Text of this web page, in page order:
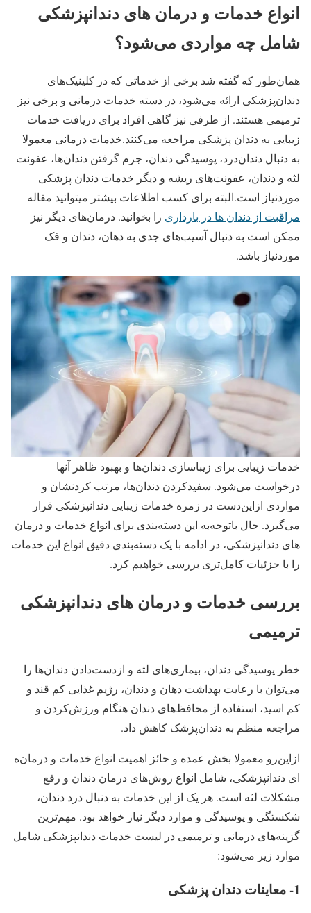
انواع خدمات و درمان‌ های دندانپزشکی
شامل چه مواردی می‌شود؟
همان‌طور که گفته شد برخی از خدماتی که در کلینیک‌های
دندان‌پزشکی ارائه می‌شود، در دسته خدمات درمانی و برخی نیز
ترمیمی هستند. از طرفی نیز گاهی افراد برای دریافت خدمات
زیبایی به دندان پزشکی مراجعه می‌کنند.خدمات درمانی معمولا
به دنبال دندان‌درد، پوسیدگی دندان، جرم گرفتن دندان‌ها، عفونت
لثه و دندان، عفونت‌های ریشه و دیگر خدمات دندان پزشکی
موردنیاز است.البته برای کسب اطلاعات بیشتر میتوانید مقاله
مراقبت از دندان ها در بارداری را بخوانید. درمان‌های دیگر نیز
ممکن است به دنبال آسیب‌های جدی به دهان، دندان و فک
موردنیاز باشد.
خدمات زیبایی برای زیباسازی دندان‌ها و بهبود ظاهر آنها
درخواست می‌شود. سفیدکردن دندان‌ها، مرتب کردنشان و
مواردی ازاین‌دست در زمره خدمات زیبایی دندانپزشکی قرار
می‌گیرد. حال باتوجه‌به این دسته‌بندی برای انواع خدمات و درمان‌
های دندانپزشکی، در ادامه با یک دسته‌بندی دقیق انواع این خدمات
را با جزئیات کامل‌تری بررسی خواهیم کرد.
بررسی خدمات و درمان های دندانپزشکی
ترمیمی
خطر پوسیدگی دندان، بیماری‌های لثه و ازدست‌دادن دندان‌ها را
می‌توان با رعایت بهداشت دهان و دندان، رژیم غذایی کم قند و
کم اسید، استفاده از محافظ‌های دندان هنگام ورزش‌کردن و
مراجعه منظم به دندان‌پزشک کاهش داد.
ازاین‌رو معمولا بخش عمده و حائز اهمیت انواع خدمات و درمان‌ه
ای دندانپزشکی، شامل انواع روش‌های درمان دندان و رفع
مشکلات لثه است. هر یک از این خدمات به دنبال درد دندان،
شکستگی و پوسیدگی و موارد دیگر نیاز خواهد بود. مهم‌ترین
گزینه‌های درمانی و ترمیمی در لیست خدمات دندانپزشکی شامل
موارد زیر می‌شود:
1- معاینات دندان پزشکی